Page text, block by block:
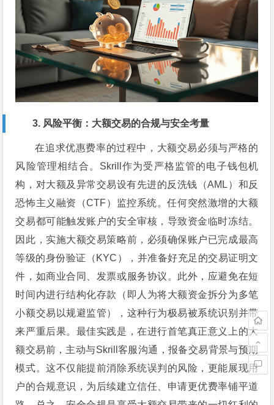
3. 风险平衡：大额交易的合规与安全考量
在追求优惠费率的过程中，大额交易必须与严格的
风险管理相结合。Skrill作为受严格监管的电子钱包机
构，对大额及异常交易设有先进的反洗钱（AML）和反
恐怖主义融资（CTF）监控系统。任何突然激增的大额
交易都可能触发账户的安全审核，导致资金临时冻结。
因此，实施大额交易策略前，必须确保账户已完成最高
等级的身份验证（KYC），并准备好充足的交易证明文
件，如商业合同、发票或服务协议。此外，应避免在短
时间内进行结构化存款（即人为将大额资金拆分为多笔
小额交易以规避监管），这种行为极易被系统识别并带
来严重后果。最佳实践是，在进行首笔真正意义上的大
额交易前，主动与Skrill客服沟通，报备交易背景与预期
模式。这不仅能提前消除系统误判的风险，更能展现用
户的合规意识，为后续建立信任、申请更优费率铺平道